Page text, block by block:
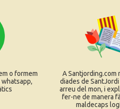
Catalans a Rouen
Catalans a Toulouse
o formem
A Santjording.com
diades de
arreu del mon, i
fer-ne de manera
maldecaps